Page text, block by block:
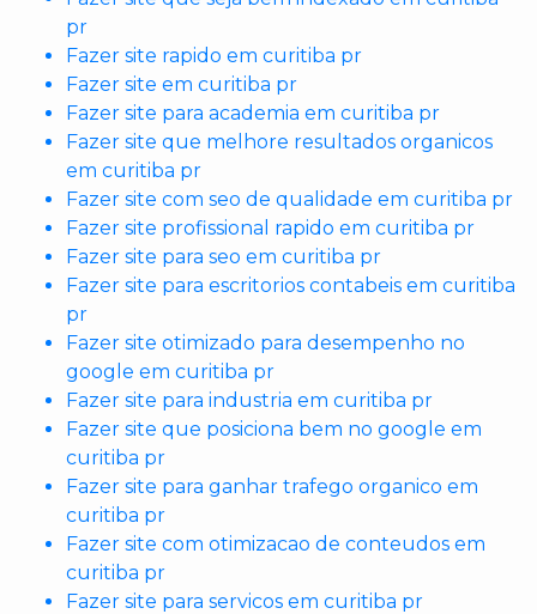
pr
Fazer site rapido em curitiba pr
Fazer site em curitiba pr
Fazer site para academia em curitiba pr
Fazer site que melhore resultados organicos
em curitiba pr
Fazer site com seo de qualidade em curitiba pr
Fazer site profissional rapido em curitiba pr
Fazer site para seo em curitiba pr
Fazer site para escritorios contabeis em curitiba
pr
Fazer site otimizado para desempenho no
google em curitiba pr
Fazer site para industria em curitiba pr
Fazer site que posiciona bem no google em
curitiba pr
Fazer site para ganhar trafego organico em
curitiba pr
Fazer site com otimizacao de conteudos em
curitiba pr
Fazer site para servicos em curitiba pr